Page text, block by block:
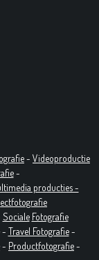
- Videoproductie
-
producties -
Sociale Fotografie
- Travel Fotografie-
- Productfotografie-